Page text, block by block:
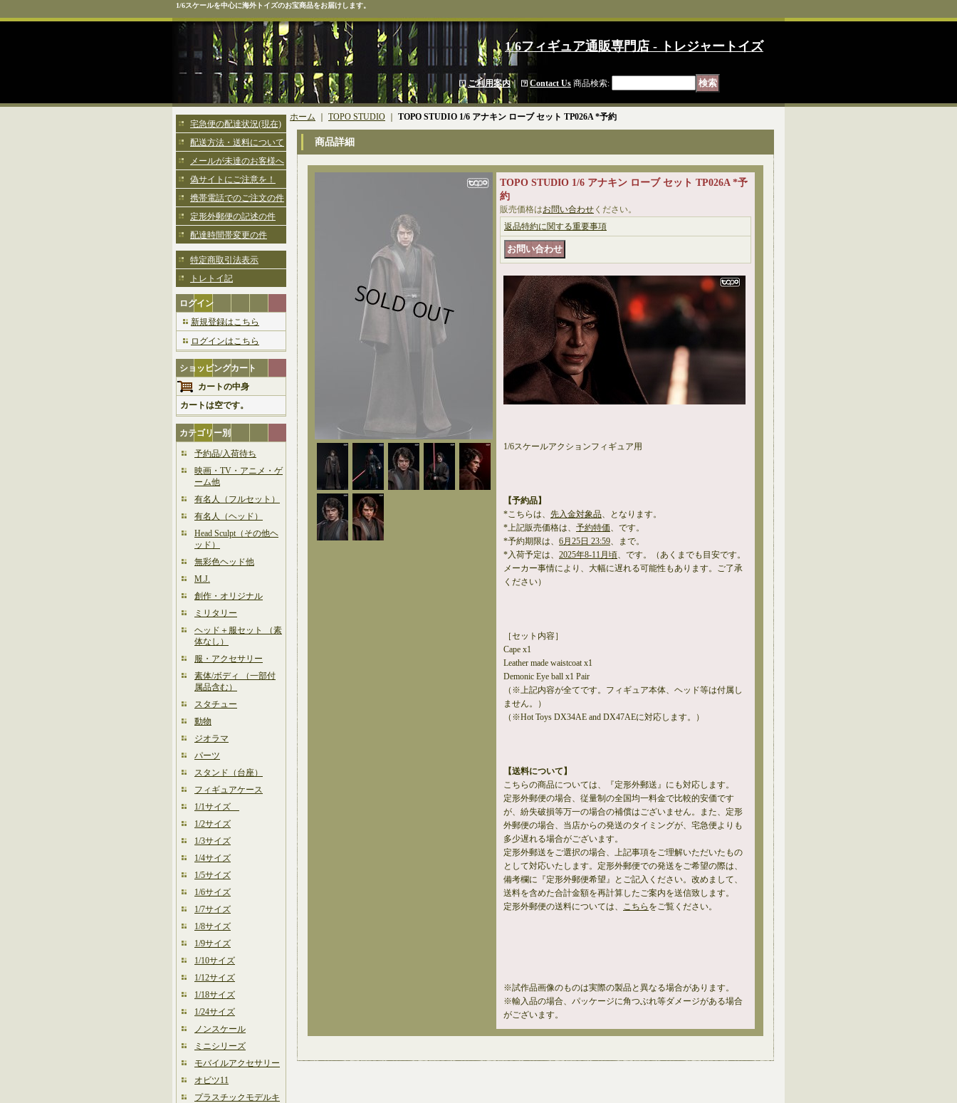
1/6スケールを中心に海外トイズのお宝商品をお届けします。
1/6フィギュア通販専門店 - トレジャートイズ
ご利用案内｜ Contact Us 商品検索:
宅急便の配達状況(現在)
配送方法・送料について
メールが未達のお客様へ
偽サイトにご注意を！
携帯電話でのご注文の件
定形外郵便の記述の件
配達時間帯変更の件
特定商取引法表示
トレトイ記
ログイン
新規登録はこちら
ログインはこちら
ショッピングカート
カートの中身
カートは空です。
カテゴリー別
予約品/入荷待ち
映画・TV・アニメ・ゲ
ーム他
有名人（フルセット）
有名人（ヘッド）
Head Sculpt（その他ヘ
ッド）
無彩色ヘッド他
M.J.
創作・オリジナル
ミリタリー
ヘッド＋服セット （素
体なし）
服・アクセサリー
素体/ボディ （一部付
属品含む）
スタチュー
動物
ジオラマ
パーツ
スタンド（台座）
フィギュアケース
1/1サイズ
1/2サイズ
1/3サイズ
1/4サイズ
1/5サイズ
1/6サイズ
1/7サイズ
1/8サイズ
1/9サイズ
1/10サイズ
1/12サイズ
1/18サイズ
1/24サイズ
ノンスケール
ミニシリーズ
モバイルアクセサリー
オビツ11
プラスチックモデルキ
ホーム TOPO STUDIO TOPO STUDIO 1/6 アナキン ローブ セット TP026A *予約
商品詳細
TOPO STUDIO 1/6 アナキン ローブ セット TP026A *予
約
販売価格はお問い合わせ ください。
返品特約に関する重要事項
1/6スケールアクションフィギュア用
【予約品】
*こちらは、 先入金対象品、となります。
*上記販売価格は、 予約特価、です。
*予約期限は、 6月25日 23:59、まで。
*入荷予定は、 2025年8-11月頃、です。（あくまでも目安です。
メーカー事情により、大幅に遅れる可能性もあります。ご了承
ください）
［セット内容］
Cape x1
Leather made waistcoat x1
Demonic Eye ball x1 Pair
（※上記内容が全てです。フィギュア本体、ヘッド等は付属し
ません。）
（※Hot Toys DX34AE and DX47AEに対応します。）
【送料について】
こちらの商品については、『定形外郵送』にも対応します。
定形外郵便の場合、従量制の全国均一料金で比較的安価です
が、紛失破損等万一の場合の補償はございません。また、定形
外郵便の場合、当店からの発送のタイミングが、宅急便よりも
多少遅れる場合がございます。
定形外郵送をご選択の場合、上記事項をご理解いただいたもの
として対応いたします。定形外郵便での発送をご希望の際は、
備考欄に『定形外郵便希望』とご記入ください。改めまして、
送料を含めた合計金額を再計算したご案内を送信致します。
定形外郵便の送料については、 こちら をご覧ください。
※試作品画像のものは実際の製品と異なる場合があります。
※輸入品の場合、パッケージに角つぶれ等ダメージがある場合
がございます。